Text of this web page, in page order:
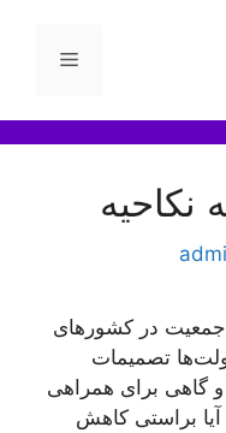
فهرست
نکاحیه
جمعیت در کشورهای
تصمیمات
و گاهی برای همراهی
آیا براستی کاهش